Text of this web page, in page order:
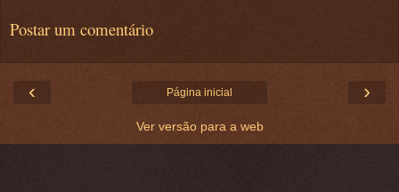
Postar um comentário
‹ ›
Página inicial
Ver versão para a web